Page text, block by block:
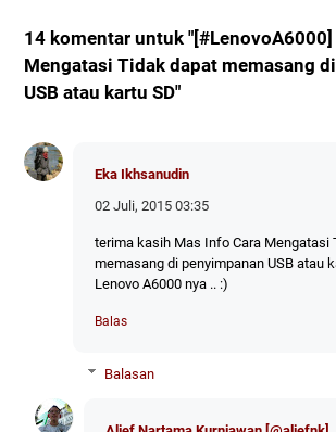
14 komentar untuk "[#LenovoA6000]
Mengatasi Tidak dapat memasang
USB atau kartu SD"
Eka Ikhsanudin
02 Juli, 2015 03:35
terima kasih Mas Info Cara Mengatasi
memasang di penyimpanan USB atau
Lenovo A6000 nya .. :)
Balas
Balasan